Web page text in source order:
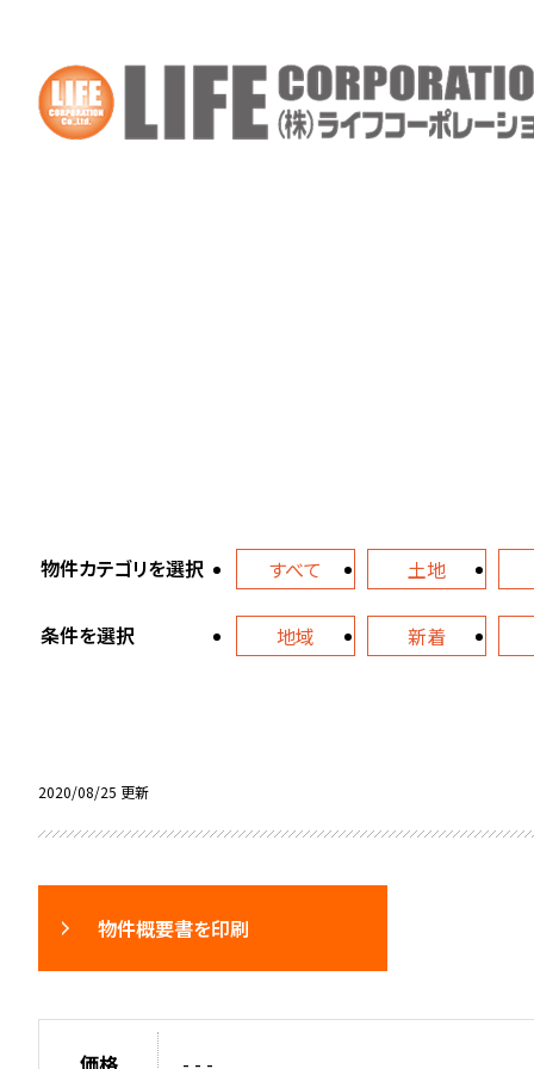
物件カテゴリを選択 すべて 土地
条件を選択 地域 新着
2020/08/25 更新
物件概要書を印刷
価格 - - -